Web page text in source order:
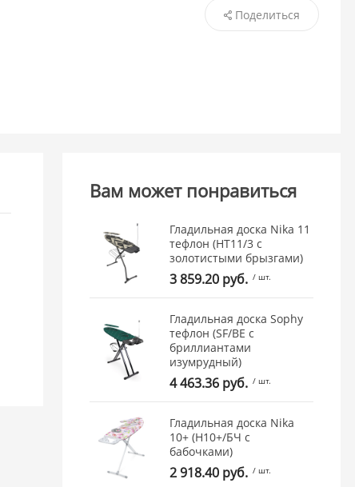
Поделиться
Вам может понравиться
Гладильная доска Nika 11
тефлон (НТ11/3 с
золотистыми брызгами)
3 859.20 руб. / шт.
Гладильная доска Sophy
тефлон (SF/BЕ c
бриллиантами
изумрудный)
4 463.36 руб. / шт.
Гладильная доска Nika
10+ (Н10+/БЧ с
бабочками)
2 918.40 руб. / шт.